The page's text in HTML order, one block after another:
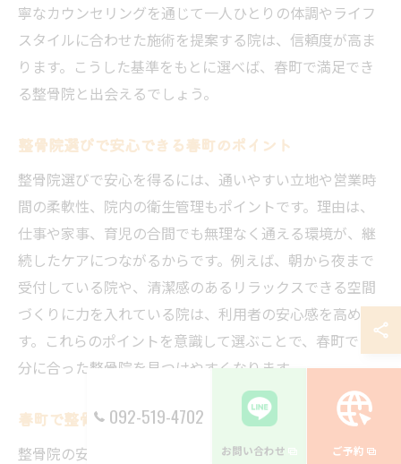
寧なカウンセリングを通じて一人ひとりの体調やライフ
スタイルに合わせた施術を提案する院は、信頼度が高ま
ります。こうした基準をもとに選べば、春町で満足でき
る整骨院と出会えるでしょう。
整骨院選びで安心できる春町のポイント
整骨院選びで安心を得るには、通いやすい立地や営業時
間の柔軟性、院内の衛生管理もポイントです。理由は、
仕事や家事、育児の合間でも無理なく通える環境が、継
続したケアにつながるからです。例えば、朝から夜まで
受付している院や、清潔感のあるリラックスできる空間
づくりに力を入れている院は、利用者の安心感を高めま
す。これらのポイントを意識して選ぶことで、春町で自
分に合った整骨院を見つけやすくなります。
春町で整骨院の安全性を見極める方法
整骨院の安全性を見極めるには、施術前のカウンセリン
092-519-4702
お問い合わせ ご予約